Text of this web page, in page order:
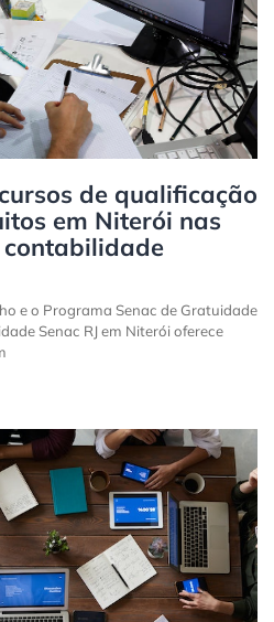
de qualificação
em Niterói nas
contabilidade
e o Programa Senac de Gratuidade
Senac RJ em Niterói oferece